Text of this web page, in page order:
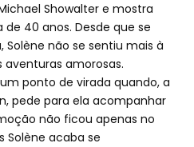
Showalter e mostra
40 anos. Desde que se
não se sentiu mais à
amorosas.
ponto de virada quando, a
pede para ela acompanhar
não ficou apenas no
Solène acaba se